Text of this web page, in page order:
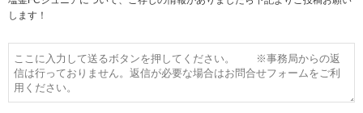
します！